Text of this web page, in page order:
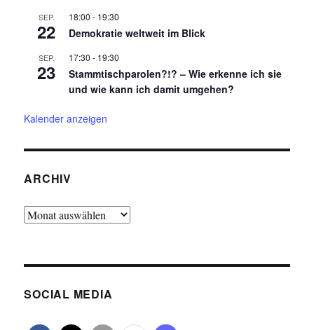
SEP.
22
18:00 - 19:30
Demokratie weltweit im Blick
SEP.
23
17:30 - 19:30
Stammtischparolen?!? – Wie erkenne ich sie
und wie kann ich damit umgehen?
Kalender anzeigen
ARCHIV
Archiv
SOCIAL MEDIA